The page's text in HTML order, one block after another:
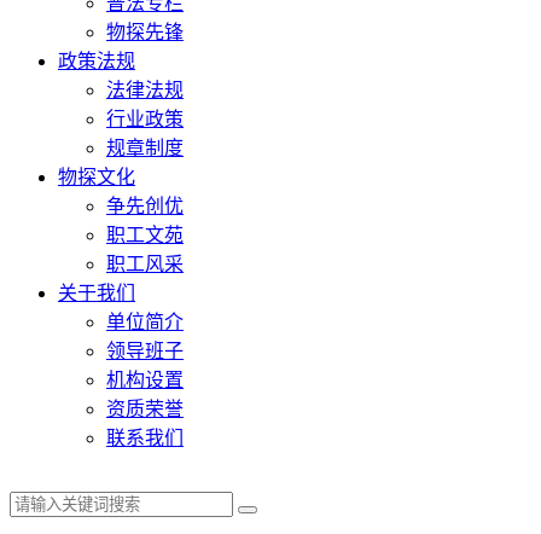
物探先锋
政策法规
法律法规
行业政策
规章制度
物探文化
争先创优
职工文苑
职工风采
关于我们
单位简介
领导班子
机构设置
资质荣誉
联系我们